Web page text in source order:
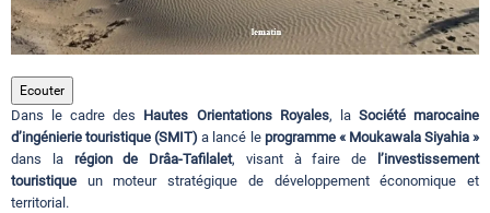
Evenements
Contact
Ecouter
Dans le cadre des Hautes Orientations Royales, la Société marocaine
d’ingénierie touristique (SMIT) a lancé le programme « Moukawala Siyahia »
dans la région de Drâa-Tafilalet, visant à faire de
l’investissement
touristique un moteur stratégique de développement économique et
territorial.